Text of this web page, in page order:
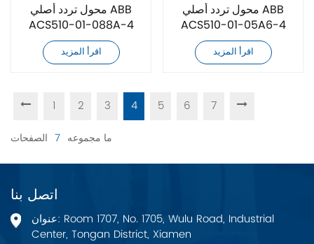
محول تردد أصلي ABB
ACS510-01-088A-4
اقرأ المزيد
محول تردد أصلي ABB
ACS510-01-05A6-4
اقرأ المزيد
1 2 3 4 5 6 7
ما مجموعه 7 الصفحات
اتصل بنا
عنوان: Room 1707, No. 1705, Wulu Road, Industrial
Center, Tongan District, Xiamen